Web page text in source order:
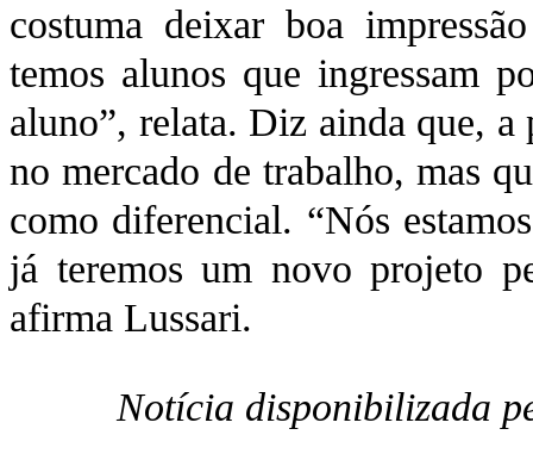
costuma deixar boa
temos alunos que ingressam
aluno”, relata. Diz ainda que, a
no mercado de trabalho, mas
como diferencial. “Nós
já teremos um novo projeto
afirma Lussari.
Notícia disponibilizada